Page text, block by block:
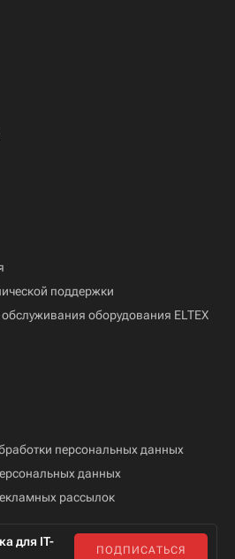
поддержки
оборудования ELTEX
персональных данных
данных
рассылок
для IT-
ПОДПИСАТЬСЯ